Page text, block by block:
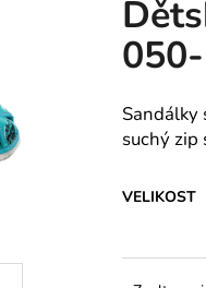
je
0,0
z
hvězdiček.
Sandálky
suchý zip
VELIKOST